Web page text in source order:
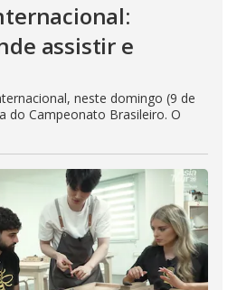
assistir e
neste domingo (9 de
do Campeonato Brasileiro. O